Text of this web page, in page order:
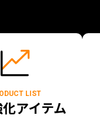
LIST
アイテム